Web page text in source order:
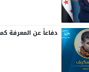
دفاعاً عن المعرفة